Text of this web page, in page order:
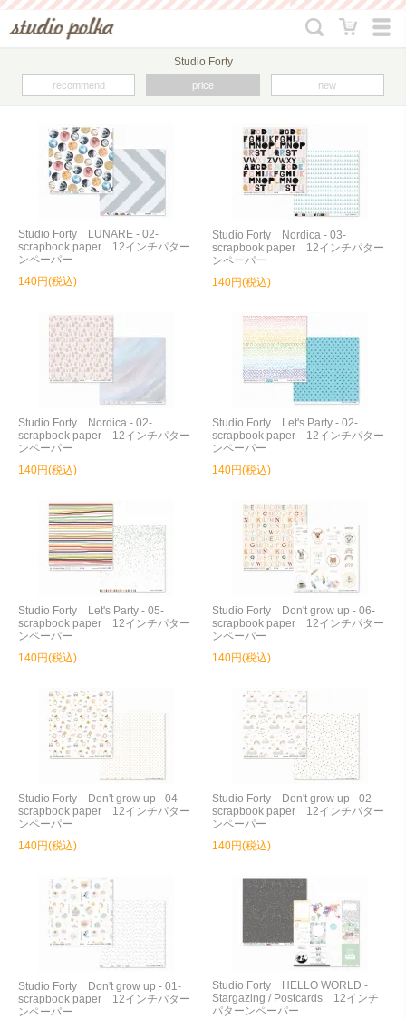
Studio Forty
recommend price new
Studio Forty LUNARE - 02-
scrapbook paper 12インチパター
ンペーパー
140円(税込)
Studio Forty Nordica - 03-
scrapbook paper 12インチパター
ンペーパー
140円(税込)
Studio Forty Nordica - 02-
scrapbook paper 12インチパター
ンペーパー
140円(税込)
Studio Forty Let's Party - 02-
scrapbook paper 12インチパター
ンペーパー
140円(税込)
Studio Forty Let's Party - 05-
scrapbook paper 12インチパター
ンペーパー
140円(税込)
Studio Forty Don't grow up - 06-
scrapbook paper 12インチパター
ンペーパー
140円(税込)
Studio Forty Don't grow up - 04-
scrapbook paper 12インチパター
ンペーパー
140円(税込)
Studio Forty Don't grow up - 02-
scrapbook paper 12インチパター
ンペーパー
140円(税込)
Studio Forty Don't grow up - 01-
scrapbook paper 12インチパター
ンペーパー
Studio Forty HELLO WORLD -
Stargazing / Postcards 12インチ
パターンペーパー